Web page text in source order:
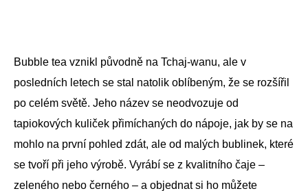
Bubble tea vznikl původně na Tchaj-wanu, ale v
posledních letech se stal natolik oblíbeným, že se rozšířil
po celém světě. Jeho název se neodvozuje od
tapiokových kuliček přimíchaných do nápoje, jak by se na
mohlo na první pohled zdát, ale od malých bublinek, které
se tvoří při jeho výrobě. Vyrábí se z kvalitního čaje –
zeleného nebo černého – a objednat si ho můžete